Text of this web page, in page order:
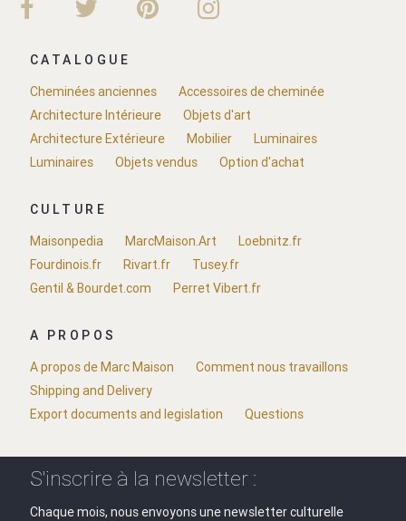
CATALOGUE
Cheminées anciennes
Accessoires de cheminée
Architecture Intérieure
Objets d'art
Architecture Extérieure
Mobilier
Luminaires
Luminaires
Objets vendus Option d'achat
CULTURE
Maisonpedia
MarcMaison.Art
Loebnitz.fr
Fourdinois.fr
Rivart.fr
Tusey.fr
Gentil & Bourdet.com
Perret Vibert.fr
A PROPOS
A propos de Marc Maison
Comment nous travaillons
Shipping and Delivery
Export documents and legislation
Questions
S'inscrire à la newsletter :
Chaque mois, nous envoyons une newsletter culturelle